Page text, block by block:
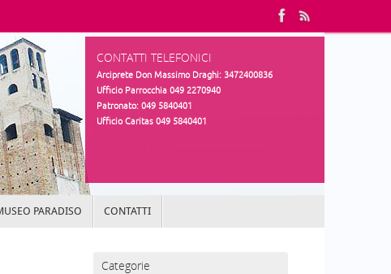
CONTATTI TELEFONICI
Arciprete Don Massimo Draghi: 3472400836
Ufficio Parrocchia 049 2270940
Patronato: 049 5840401
Ufficio Caritas 049 5840401
PARADISO CONTATTI
Categorie